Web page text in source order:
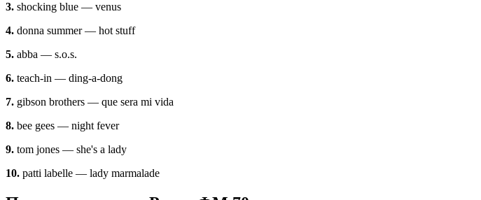
3. shocking blue — venus
4. donna summer — hot stuff
5. abba — s.o.s.
6. teach-in — ding-a-dong
7. gibson brothers — que sera mi vida
8. bee gees — night fever
9. tom jones — she's a lady
10. patti labelle — lady marmalade